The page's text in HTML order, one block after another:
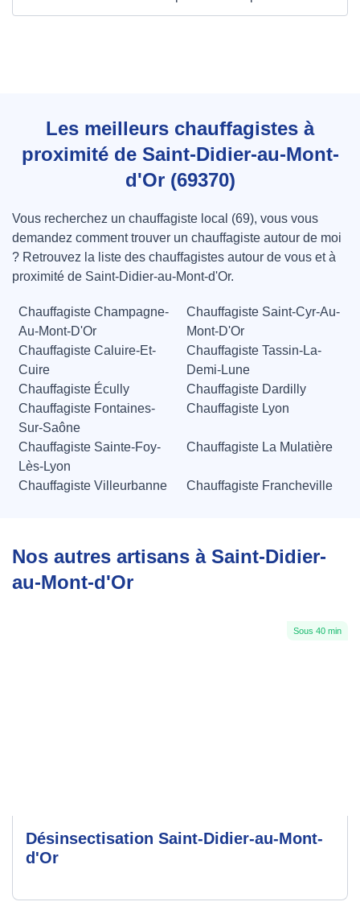
Les meilleurs chauffagistes à
proximité de Saint-Didier-au-Mont-
d'Or (69370)
Vous recherchez un chauffagiste local (69), vous vous
demandez comment trouver un chauffagiste autour de moi
? Retrouvez la liste des chauffagistes autour de vous et à
proximité de Saint-Didier-au-Mont-d'Or.
Chauffagiste Champagne-
Au-Mont-D'Or
Chauffagiste Saint-Cyr-Au-
Mont-D'Or
Chauffagiste Caluire-Et-
Cuire
Chauffagiste Tassin-La-
Demi-Lune
Chauffagiste Écully
Chauffagiste Dardilly
Chauffagiste Fontaines-
Sur-Saône
Chauffagiste Lyon
Chauffagiste Sainte-Foy-
Lès-Lyon
Chauffagiste La Mulatière
Chauffagiste Villeurbanne Chauffagiste Francheville
Nos autres artisans à Saint-Didier-
au-Mont-d'Or
Sous 40 min
Désinsectisation Saint-Didier-au-Mont-
d'Or